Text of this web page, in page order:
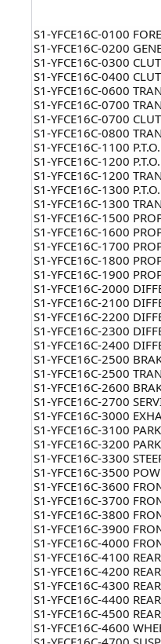
S1-YFCE16C-0100
S1-YFCE16C-0200
S1-YFCE16C-0300
S1-YFCE16C-0400
S1-YFCE16C-0600
S1-YFCE16C-0700
S1-YFCE16C-0700
S1-YFCE16C-0800
S1-YFCE16C-1100
S1-YFCE16C-1200
S1-YFCE16C-1200
S1-YFCE16C-1300
S1-YFCE16C-1300
S1-YFCE16C-1500
S1-YFCE16C-1600
S1-YFCE16C-1700
S1-YFCE16C-1800
S1-YFCE16C-1900
S1-YFCE16C-2000
S1-YFCE16C-2100
S1-YFCE16C-2200
S1-YFCE16C-2300
S1-YFCE16C-2400
S1-YFCE16C-2500
S1-YFCE16C-2500
S1-YFCE16C-2600
S1-YFCE16C-2700
S1-YFCE16C-3000
S1-YFCE16C-3100
S1-YFCE16C-3200
S1-YFCE16C-3300
S1-YFCE16C-3500
S1-YFCE16C-3600
S1-YFCE16C-3700
S1-YFCE16C-3800
S1-YFCE16C-3900
S1-YFCE16C-4000
S1-YFCE16C-4100
S1-YFCE16C-4200
S1-YFCE16C-4300
S1-YFCE16C-4400
S1-YFCE16C-4500
S1-YFCE16C-4600